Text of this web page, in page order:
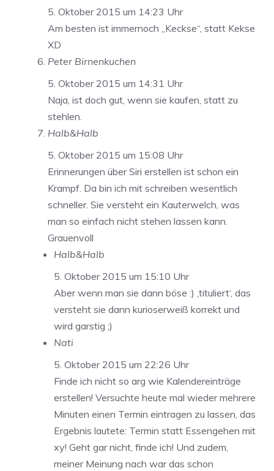
5. Oktober 2015 um 14:23 Uhr
Am besten ist immernoch „Keckse“, statt Kekse
XD
Peter Birnenkuchen
5. Oktober 2015 um 14:31 Uhr
Naja, ist doch gut, wenn sie kaufen, statt zu
stehlen.
Halb&Halb
5. Oktober 2015 um 15:08 Uhr
Erinnerungen über Siri erstellen ist schon ein
Krampf. Da bin ich mit schreiben wesentlich
schneller. Sie versteht ein Kauterwelch, was
man so einfach nicht stehen lassen kann.
Grauenvoll
Halb&Halb
5. Oktober 2015 um 15:10 Uhr
Aber wenn man sie dann böse :) ‚tituliert‘, das
versteht sie dann kurioserweiß korrekt und
wird garstig ;)
Nati
5. Oktober 2015 um 22:26 Uhr
Finde ich nicht so arg wie Kalendereinträge
erstellen! Versuchte heute mal wieder mehrere
Minuten einen Termin eintragen zu lassen, das
Ergebnis lautete: Termin statt Essengehen mit
xy! Geht gar nicht, finde ich! Und zudem,
meiner Meinung nach war das schon